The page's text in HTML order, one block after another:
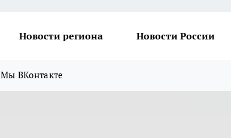
Новости региона Новости России
Мы ВКонтакте